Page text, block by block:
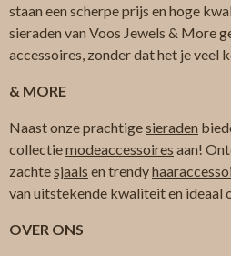
staan een scherpe prijs en hoge
sieraden van Voos Jewels & More
accessoires, zonder dat het je veel
& MORE
Naast onze prachtigesieraden
collectiemodeaccessoires aan!
zachtesjaals en trendy
van uitstekende kwaliteit en ideaal
OVER ONS